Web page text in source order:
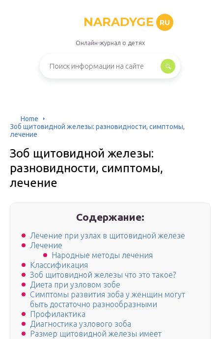
NARADYGE RU
Онлайн-журнал о детях
Home
Зоб щитовидной железы: разновидности, симптомы,
лечение
Зоб щитовидной железы:
разновидности, симптомы,
лечение
Содержание:
Лечение при узлах в щитовидной железе
Лечение
Народные методы лечения
Классификация
Зоб щитовидной железы что это такое?
Диета при узловом зобе
Симптомы развития зоба у женщин могут
быть достаточно разнообразными
Профилактика
Диагностика узлового зоба
Размер щитовидной железы имеет